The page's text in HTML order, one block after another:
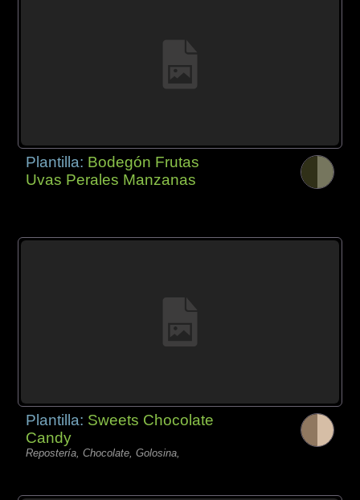
Plantilla: Bodegón Frutas
Uvas Perales Manzanas
Plantilla: Sweets Chocolate
Candy
Repostería, Chocolate, Golosina,